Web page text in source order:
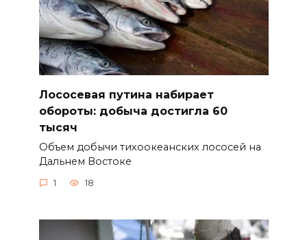
Лососевая путина набирает
обороты: добыча достигла 60
тысяч
Объем добычи тихоокеанских лососей на
Дальнем Востоке
1 18